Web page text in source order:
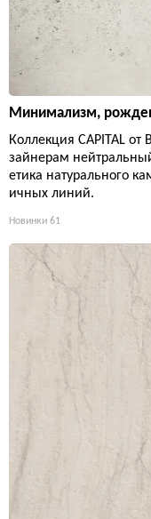
Минимализм,
Коллекция CAPITAL
зайнерам
етика натурального
ичных линий.
Новинки 61